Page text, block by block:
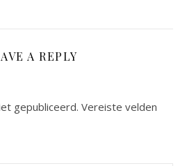
A REPLY
gepubliceerd. Vereiste velden